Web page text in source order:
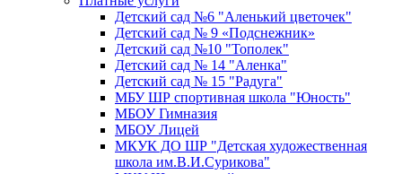
Детский сад №6 "Аленький цветочек"
Детский сад № 9 «Подснежник»
Детский сад №10 "Тополек"
Детский сад № 14 "Аленка"
Детский сад № 15 "Радуга"
МБУ ШР спортивная школа "Юность"
МБОУ Гимназия
МБОУ Лицей
МКУК ДО ШР "Детская художественная
школа им.В.И.Сурикова"